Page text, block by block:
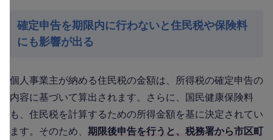
確定申告を期限内に行わないと住民税や保険料
にも影響が出る
個人事業主が納める住民税の金額は、所得税の確定申告の
内容に基づいて算出されます。さらに、国民健康保険料
も、住民税を計算するための所得金額を基に決定されてい
ます。そのため、 期限後申告を行うと、税務署から市区町